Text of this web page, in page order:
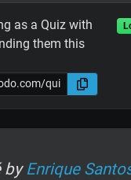
as a Quiz with
them this
byEnrique